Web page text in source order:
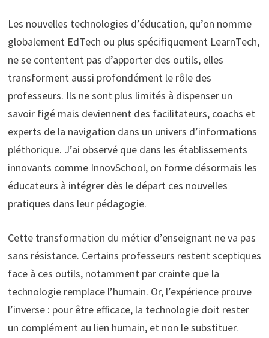
Les nouvelles technologies d’éducation, qu’on nomme
globalement EdTech ou plus spécifiquement LearnTech,
ne se contentent pas d’apporter des outils, elles
transforment aussi profondément le rôle des
professeurs. Ils ne sont plus limités à dispenser un
savoir figé mais deviennent des facilitateurs, coachs et
experts de la navigation dans un univers d’informations
pléthorique. J’ai observé que dans les établissements
innovants comme InnovSchool, on forme désormais les
éducateurs à intégrer dès le départ ces nouvelles
pratiques dans leur pédagogie.
Cette transformation du métier d’enseignant ne va pas
sans résistance. Certains professeurs restent sceptiques
face à ces outils, notamment par crainte que la
technologie remplace l’humain. Or, l’expérience prouve
l’inverse : pour être efficace, la technologie doit rester
un complément au lien humain, et non le substituer.